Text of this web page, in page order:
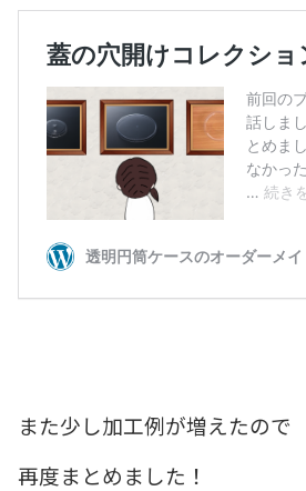
また少し加工例が増えたので
再度まとめました！